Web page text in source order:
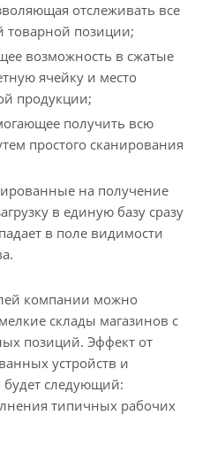
отслеживать все
товарной позиции;
возможность в сжатые
ячейку и место
продукции;
получить всю
простого сканирования
на получение
в единую базу сразу
в поле видимости
компании можно
склады магазинов с
позиций. Эффект от
устройств и
будет следующий:
типичных рабочих